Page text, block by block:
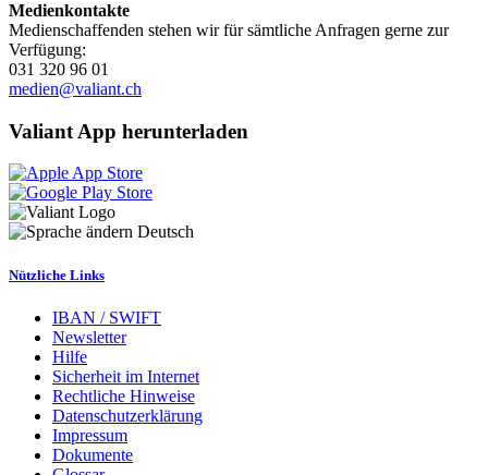
Medienkontakte
Medienschaffenden stehen wir für sämtliche Anfragen gerne zur
Verfügung:
031 320 96 01
medien@valiant.ch
Valiant App herunterladen
Deutsch
Nützliche Links
IBAN / SWIFT
Newsletter
Hilfe
Sicherheit im Internet
Rechtliche Hinweise
Datenschutzerklärung
Impressum
Dokumente